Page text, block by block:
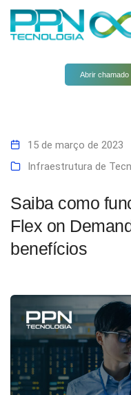
Abrir chamado
15 de março de 2023
Infraestrutura de
Saiba como
Flex on
benefícios